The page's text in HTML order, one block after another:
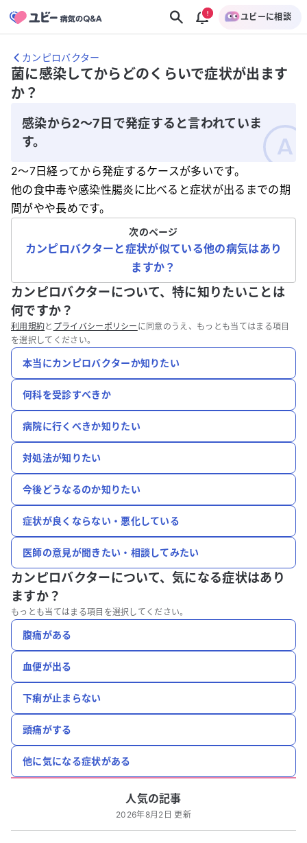
ユビーに相談
カンピロバクター
菌に感染してからどのくらいで症状が出ます
か？
感染から2〜7日で発症すると言われていま
す。
2〜7日経ってから発症するケースが多いです。
他の食中毒や感染性腸炎に比べると症状が出るまでの期
間がやや長めです。
次のページ
カンピロバクターと症状が似ている他の病気はあり
ますか？
カンピロバクターについて、特に知りたいことは
何ですか？
利用規約と プライバシーポリシー に同意のうえ、もっとも当てはまる項目
を選択してください。
本当にカンピロバクターか知りたい
何科を受診すべきか
病院に行くべきか知りたい
対処法が知りたい
今後どうなるのか知りたい
症状が良くならない・悪化している
医師の意見が聞きたい・相談してみたい
カンピロバクターについて、気になる症状はあり
ますか？
もっとも当てはまる項目を選択してください。
腹痛がある
血便が出る
下痢が止まらない
頭痛がする
他に気になる症状がある
人気の記事
2026年8月2日 更新